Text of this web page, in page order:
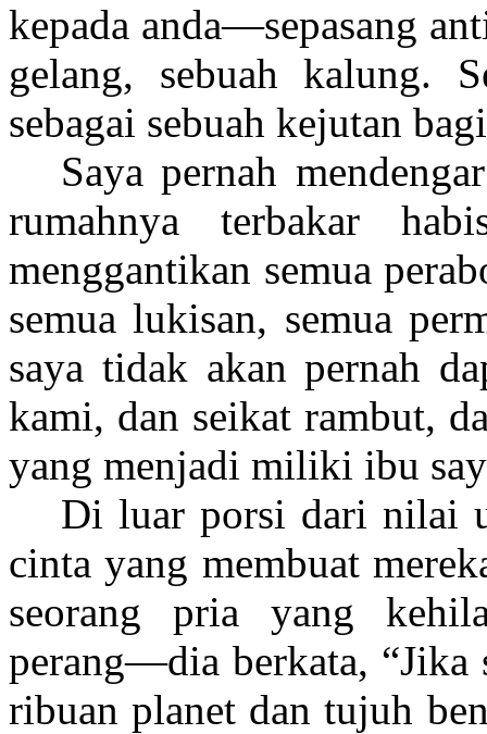
kepada anda—sepasang
gelang, sebuah kalung.
sebagai sebuah kejutan
Saya pernah
rumahnya terbakar
menggantikan semua
semua lukisan, semua
saya tidak akan pernah
kami, dan seikat rambut,
yang menjadi miliki ibu
Di luar porsi dari nilai
cinta yang membuat
seorang pria yang
perang—dia berkata,
ribuan planet dan tujuh